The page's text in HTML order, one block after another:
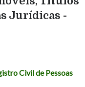
Jurídicas -
Civil de Pessoas